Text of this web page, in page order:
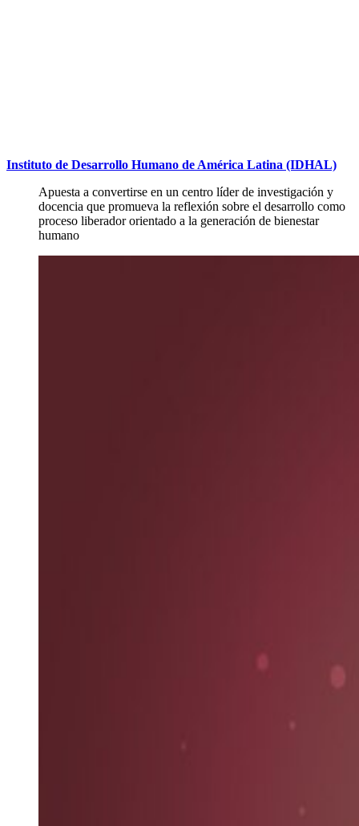
Instituto de Desarrollo Humano de América Latina (IDHAL)
Apuesta a convertirse en un centro líder de investigación y
docencia que promueva la reflexión sobre el desarrollo como
proceso liberador orientado a la generación de bienestar
humano